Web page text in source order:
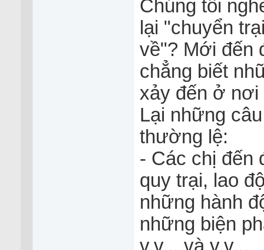
Chúng tôi
lại "chuyển
về"? Mới đến
chẳng biết
xảy đến ở nơi
Lại những
thường lệ:
- Các chị đến
quy trại, lao
những hành
những biện